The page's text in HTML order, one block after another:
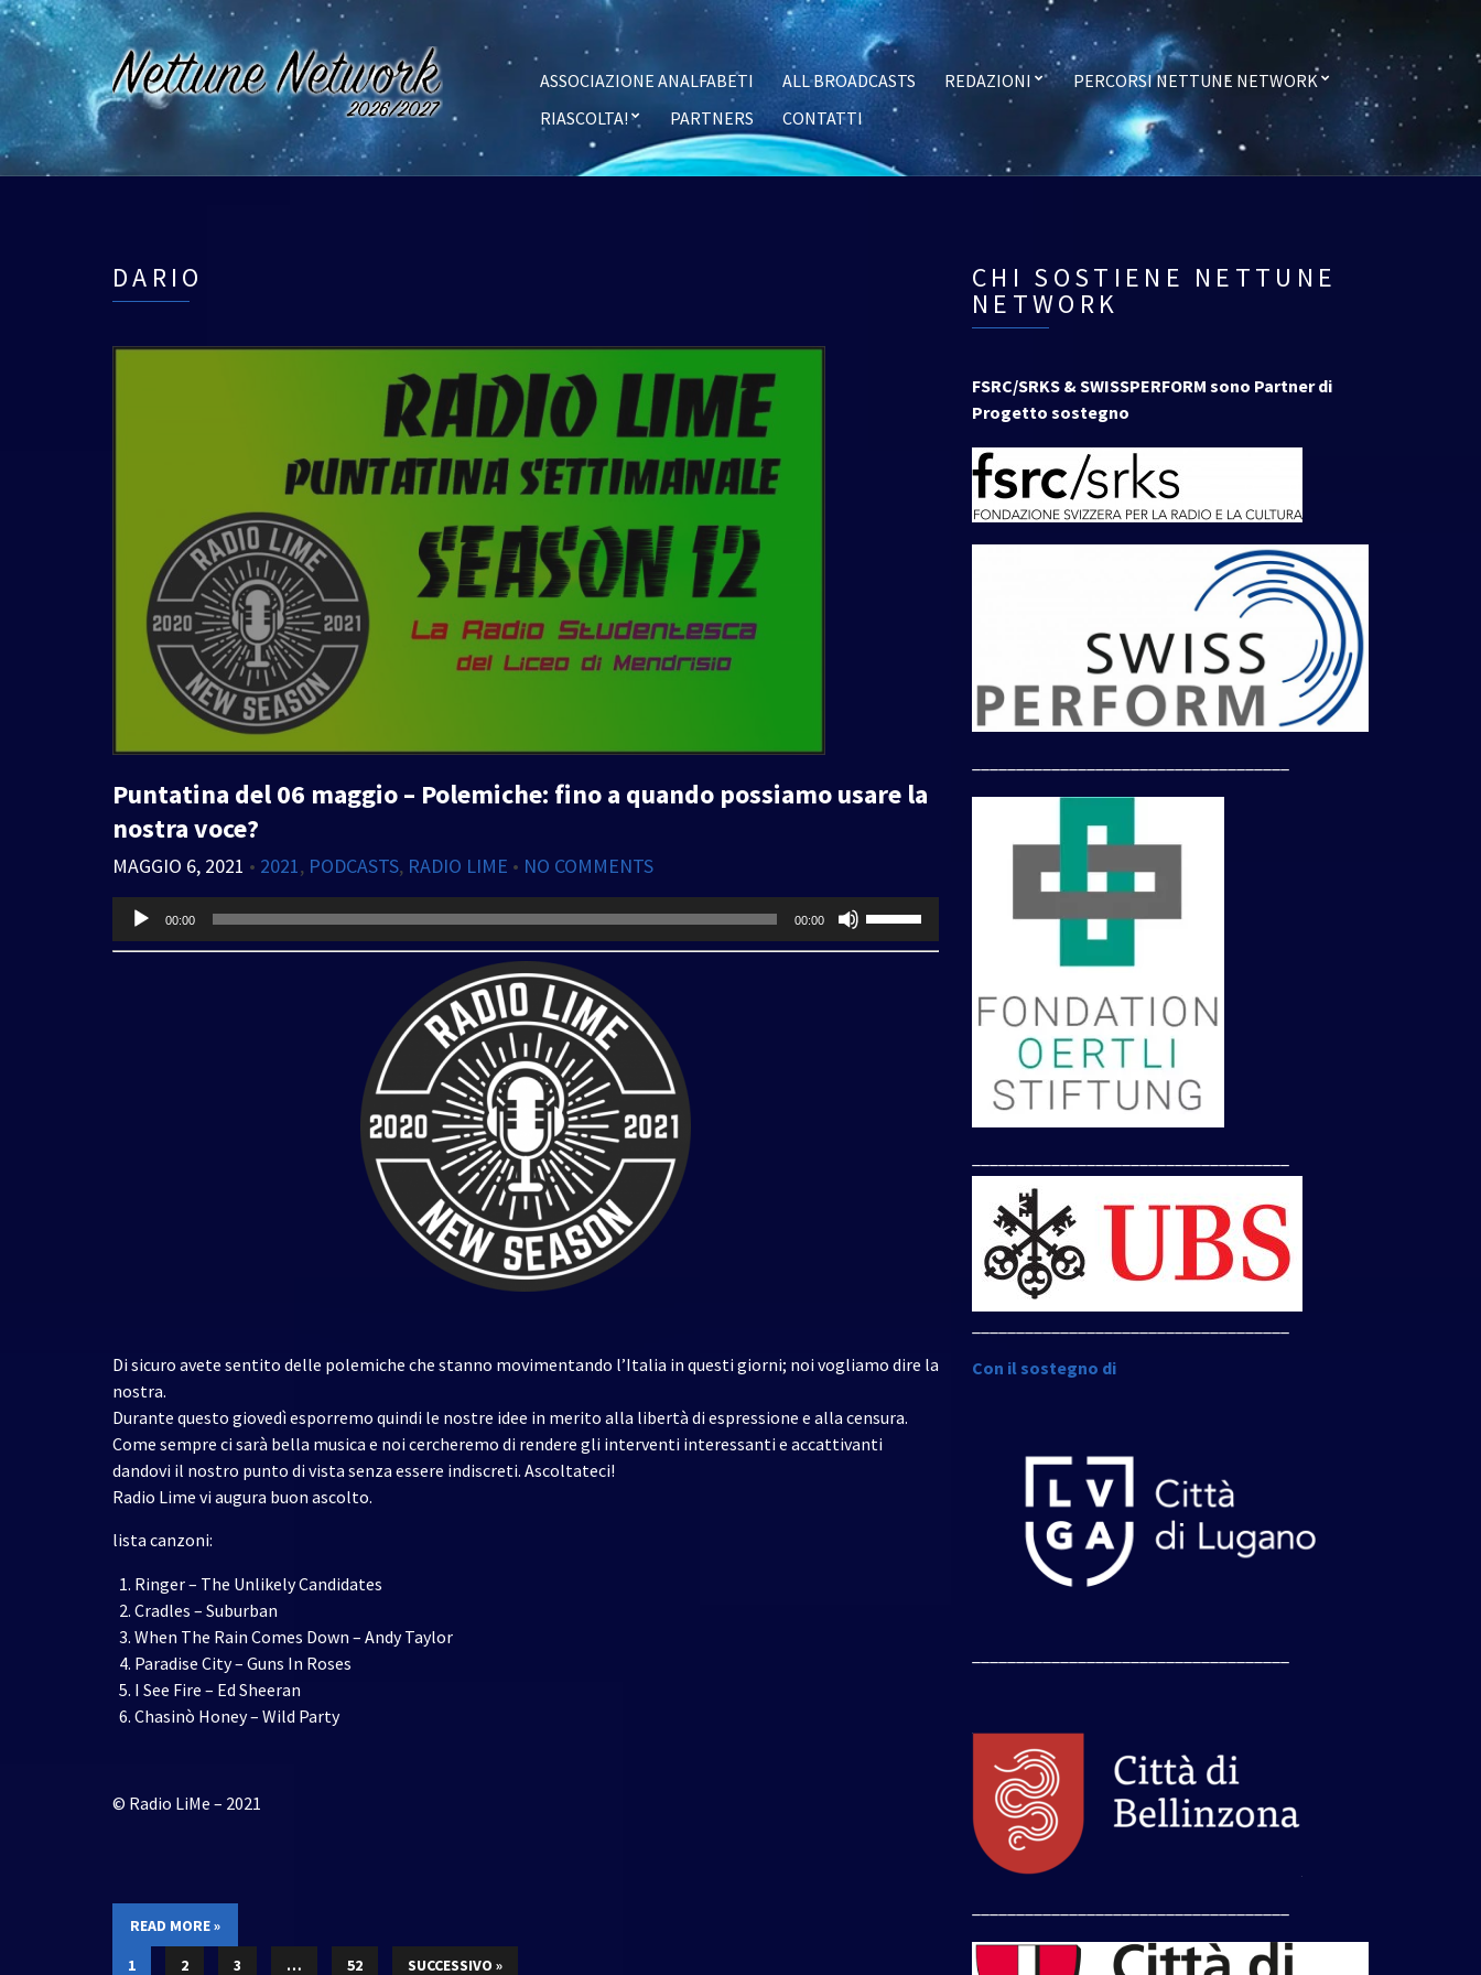
ASSOCIAZIONE ANALFABETI ALL BROADCASTS REDAZIONI
PERCORSI NETTUNE NETWORK
RIASCOLTA!
PARTNERS CONTATTI
DARIO
Puntatina del 06 maggio – Polemiche: fino a quando possiamo usare la
nostra voce?
MAGGIO 6, 2021 • 2021, PODCASTS, RADIO LIME • NO COMMENTS
Audio
00:00 00:00
Di sicuro avete sentito delle polemiche che stanno movimentando l’Italia in questi giorni; noi vogliamo dire la
nostra.
Durante questo giovedì esporremo quindi le nostre idee in merito alla libertà di espressione e alla censura.
Come sempre ci sarà bella musica e noi cercheremo di rendere gli interventi interessanti e accattivanti
dandovi il nostro punto di vista senza essere indiscreti. Ascoltateci!
Radio Lime vi augura buon ascolto.
lista canzoni:
Ringer – The Unlikely Candidates
Cradles – Suburban
When The Rain Comes Down – Andy Taylor
Paradise City – Guns In Roses
I See Fire – Ed Sheeran
Chasinò Honey – Wild Party
© Radio LiMe – 2021
READ MORE »
1
2 3 … 52 SUCCESSIVO »
CHI SOSTIENE NETTUNE
NETWORK
FSRC/SRKS & SWISSPERFORM sono Partner di
Progetto sostegno
Con il sostegno di